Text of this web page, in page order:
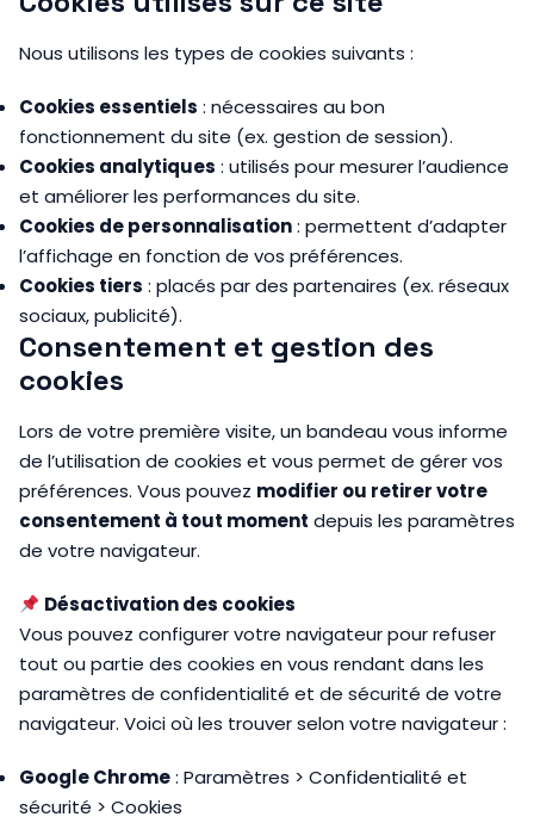
Nous utilisons les types de cookies suivants :
Cookies essentiels : nécessaires au bon
fonctionnement du site (ex. gestion de session).
Cookies analytiques : utilisés pour mesurer l’audience
et améliorer les performances du site.
Cookies de personnalisation: permettent d’adapter
l’affichage en fonction de vos préférences.
Cookies tiers : placés par des partenaires (ex. réseaux
sociaux, publicité).
Consentement et gestion des
cookies
Lors de votre première visite, un bandeau vous informe
de l’utilisation de cookies et vous permet de gérer vos
préférences. Vous pouvez modifier ou retirer votre
consentement à tout moment depuis les paramètres
de votre navigateur.
Désactivation des cookies
Vous pouvez configurer votre navigateur pour refuser
tout ou partie des cookies en vous rendant dans les
paramètres de confidentialité et de sécurité de votre
navigateur. Voici où les trouver selon votre navigateur :
Google Chrome: Paramètres > Confidentialité et
sécurité > Cookies